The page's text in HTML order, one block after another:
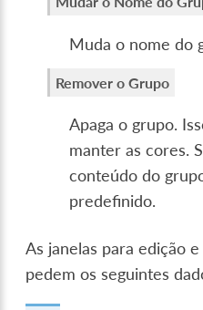
Muda o nome do
Remover o Grupo
Apaga o grupo.
manter as cores.
conteúdo do
predefinido.
As janelas para edição
pedem os seguintes